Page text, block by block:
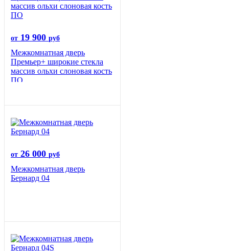
от 19 900 руб
Межкомнатная дверь
Премьер+ широкие стекла
массив ольхи слоновая кость
ПО
от 26 000 руб
Межкомнатная дверь
Бернард 04